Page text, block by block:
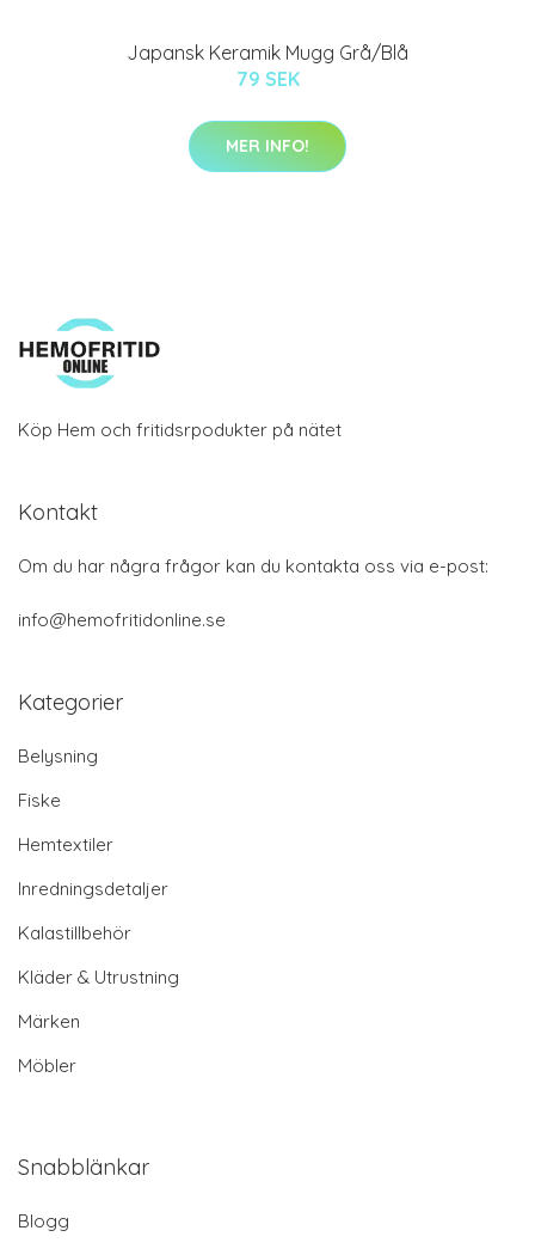
Japansk Keramik Mugg Grå/Blå
79 SEK
MER INFO!
Köp Hem och fritidsrpodukter på nätet
Kontakt
Om du har några frågor kan du kontakta oss via e-post:
info@hemofritidonline.se
Kategorier
Belysning
Fiske
Hemtextiler
Inredningsdetaljer
Kalastillbehör
Kläder & Utrustning
Märken
Möbler
Snabblänkar
Blogg